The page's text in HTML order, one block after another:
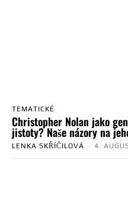
TEMATICKÉ
Christopher Nolan jako
jistoty? Naše názory na
LENKA SKŘÍČILOVÁ - 4.